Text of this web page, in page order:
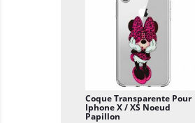
Coque Transparente Pour
Iphone X / XS Noeud
Papillon